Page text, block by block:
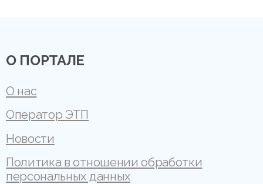
О ПОРТАЛЕ
О нас
Оператор ЭТП
Новости
Политика в отношении обработки
персональных данных